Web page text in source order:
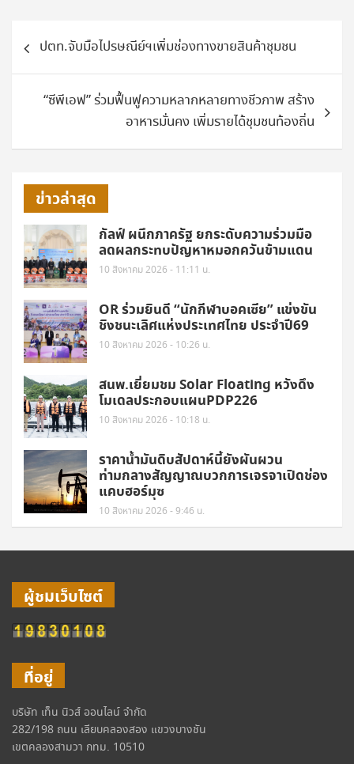
แนะแนว
เรื่องปตท.จับมือไปรษณีย์ฯเพิ่มช่องทางขายสินค้าชุมชน
“ซีพีเอฟ” ร่วมฟื้นฟูความหลากหลายทางชีวภาพ สร้าง
อาหารมั่นคง เพิ่มรายได้ชุมชนท้องถิ่น
ข่าวล่าสุด
กัลฟ์ ผนึกภาครัฐ ยกระดับความร่วมมือ
ลดผลกระทบปัญหาหมอกควันข้ามแดน
10 สิงหาคม 2026 - 11:11 น.
OR ร่วมยินดี “นักกีฬาบอคเซีย” แข่งขัน
ชิงชนะเลิศแห่งประเทศไทย ประจำปี69
10 สิงหาคม 2026 - 10:26 น.
สนพ.เยี่ยมชม Solar Floating หวังดึง
โมเดลประกอบแผนPDP226
10 สิงหาคม 2026 - 10:18 น.
ราคาน้ำมันดิบสัปดาห์นี้ยังผันผวน
ท่ามกลางสัญญาณบวกการเจรจาเปิดช่อง
แคบฮอร์มุซ
10 สิงหาคม 2026 - 9:46 น.
ผู้ชมเว็บไซต์
ที่อยู่
บริษัท เท็น นิวส์ ออนไลน์ จำกัด
282/198 ถนน เลียบคลองสอง แขวงบางชัน
เขตคลองสามวา กทม. 10510